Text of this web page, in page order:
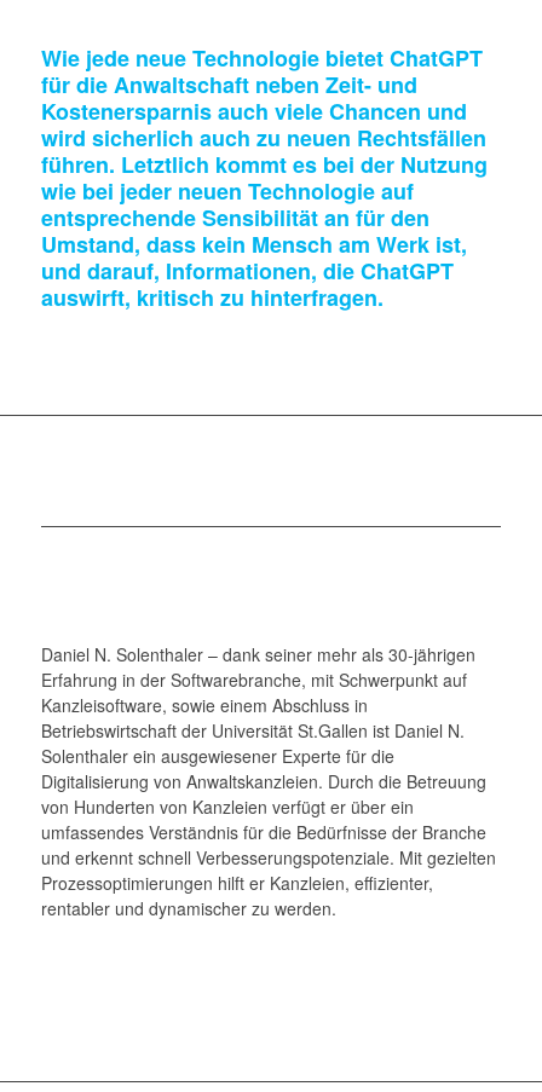
Wie jede neue Technologie bietet ChatGPT
für die Anwaltschaft neben Zeit- und
Kostenersparnis auch viele Chancen und
wird sicherlich auch zu neuen Rechtsfällen
führen. Letztlich kommt es bei der Nutzung
wie bei jeder neuen Technologie auf
entsprechende Sensibilität an für den
Umstand, dass kein Mensch am Werk ist,
und darauf, Informationen, die ChatGPT
auswirft, kritisch zu hinterfragen.
Daniel N. Solenthaler – dank seiner mehr als 30-jährigen
Erfahrung in der Softwarebranche, mit Schwerpunkt auf
Kanzleisoftware, sowie einem Abschluss in
Betriebswirtschaft der Universität St.Gallen ist Daniel N.
Solenthaler ein ausgewiesener Experte für die
Digitalisierung von Anwaltskanzleien. Durch die Betreuung
von Hunderten von Kanzleien verfügt er über ein
umfassendes Verständnis für die Bedürfnisse der Branche
und erkennt schnell Verbesserungspotenziale. Mit gezielten
Prozessoptimierungen hilft er Kanzleien, effizienter,
rentabler und dynamischer zu werden.